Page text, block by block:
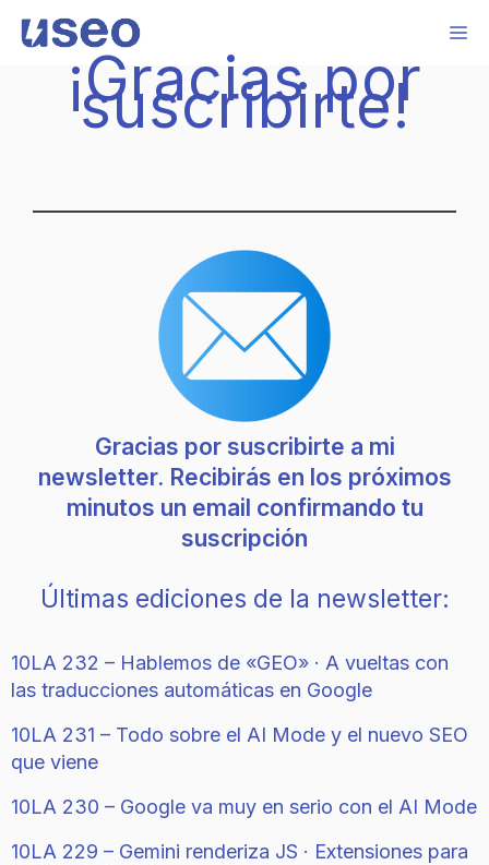
contenido¡Gracias por
suscribirte!
Gracias por suscribirte a mi
newsletter. Recibirás en los próximos
minutos un email confirmando tu
suscripción
Últimas ediciones de la newsletter:
10LA 232 – Hablemos de «GEO» · A vueltas con
las traducciones automáticas en Google
10LA 231 – Todo sobre el AI Mode y el nuevo SEO
que viene
10LA 230 – Google va muy en serio con el AI Mode
10LA 229 – Gemini renderiza JS · Extensiones para